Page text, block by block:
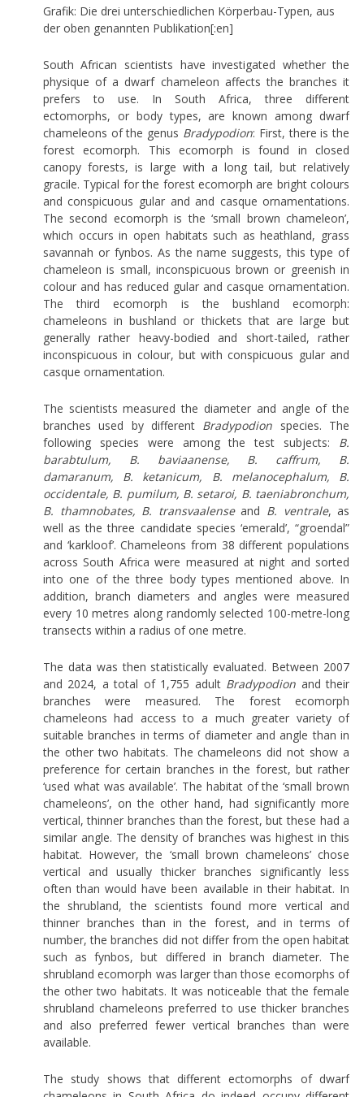
Grafik: Die drei unterschiedlichen Körperbau-Typen, aus
der oben genannten Publikation[:en]
South African scientists have investigated whether the
physique of a dwarf chameleon affects the branches it
prefers to use. In South Africa, three different
ectomorphs, or body types, are known among dwarf
chameleons of the genus Bradypodion: First, there is the
forest ecomorph. This ecomorph is found in closed
canopy forests, is large with a long tail, but relatively
gracile. Typical for the forest ecomorph are bright colours
and conspicuous gular and and casque ornamentations.
The second ecomorph is the ‘small brown chameleon’,
which occurs in open habitats such as heathland, grass
savannah or fynbos. As the name suggests, this type of
chameleon is small, inconspicuous brown or greenish in
colour and has reduced gular and casque ornamentation.
The third ecomorph is the bushland ecomorph:
chameleons in bushland or thickets that are large but
generally rather heavy-bodied and short-tailed, rather
inconspicuous in colour, but with conspicuous gular and
casque ornamentation.
The scientists measured the diameter and angle of the
branches used by different Bradypodion species. The
following species were among the test subjects: B.
barabtulum, B. baviaanense, B. caffrum, B.
damaranum, B. ketanicum, B. melanocephalum, B.
occidentale, B. pumilum, B. setaroi, B. taeniabronchum,
B. thamnobates, B. transvaalenseand B. ventrale, as
well as the three candidate species ‘emerald’, “groendal”
and ‘karkloof’. Chameleons from 38 different populations
across South Africa were measured at night and sorted
into one of the three body types mentioned above. In
addition, branch diameters and angles were measured
every 10 metres along randomly selected 100-metre-long
transects within a radius of one metre.
The data was then statistically evaluated. Between 2007
and 2024, a total of 1,755 adult Bradypodion and their
branches were measured. The forest ecomorph
chameleons had access to a much greater variety of
suitable branches in terms of diameter and angle than in
the other two habitats. The chameleons did not show a
preference for certain branches in the forest, but rather
‘used what was available’. The habitat of the ‘small brown
chameleons’, on the other hand, had significantly more
vertical, thinner branches than the forest, but these had a
similar angle. The density of branches was highest in this
habitat. However, the ‘small brown chameleons’ chose
vertical and usually thicker branches significantly less
often than would have been available in their habitat. In
the shrubland, the scientists found more vertical and
thinner branches than in the forest, and in terms of
number, the branches did not differ from the open habitat
such as fynbos, but differed in branch diameter. The
shrubland ecomorph was larger than those ecomorphs of
the other two habitats. It was noticeable that the female
shrubland chameleons preferred to use thicker branches
and also preferred fewer vertical branches than were
available.
The study shows that different ectomorphs of dwarf